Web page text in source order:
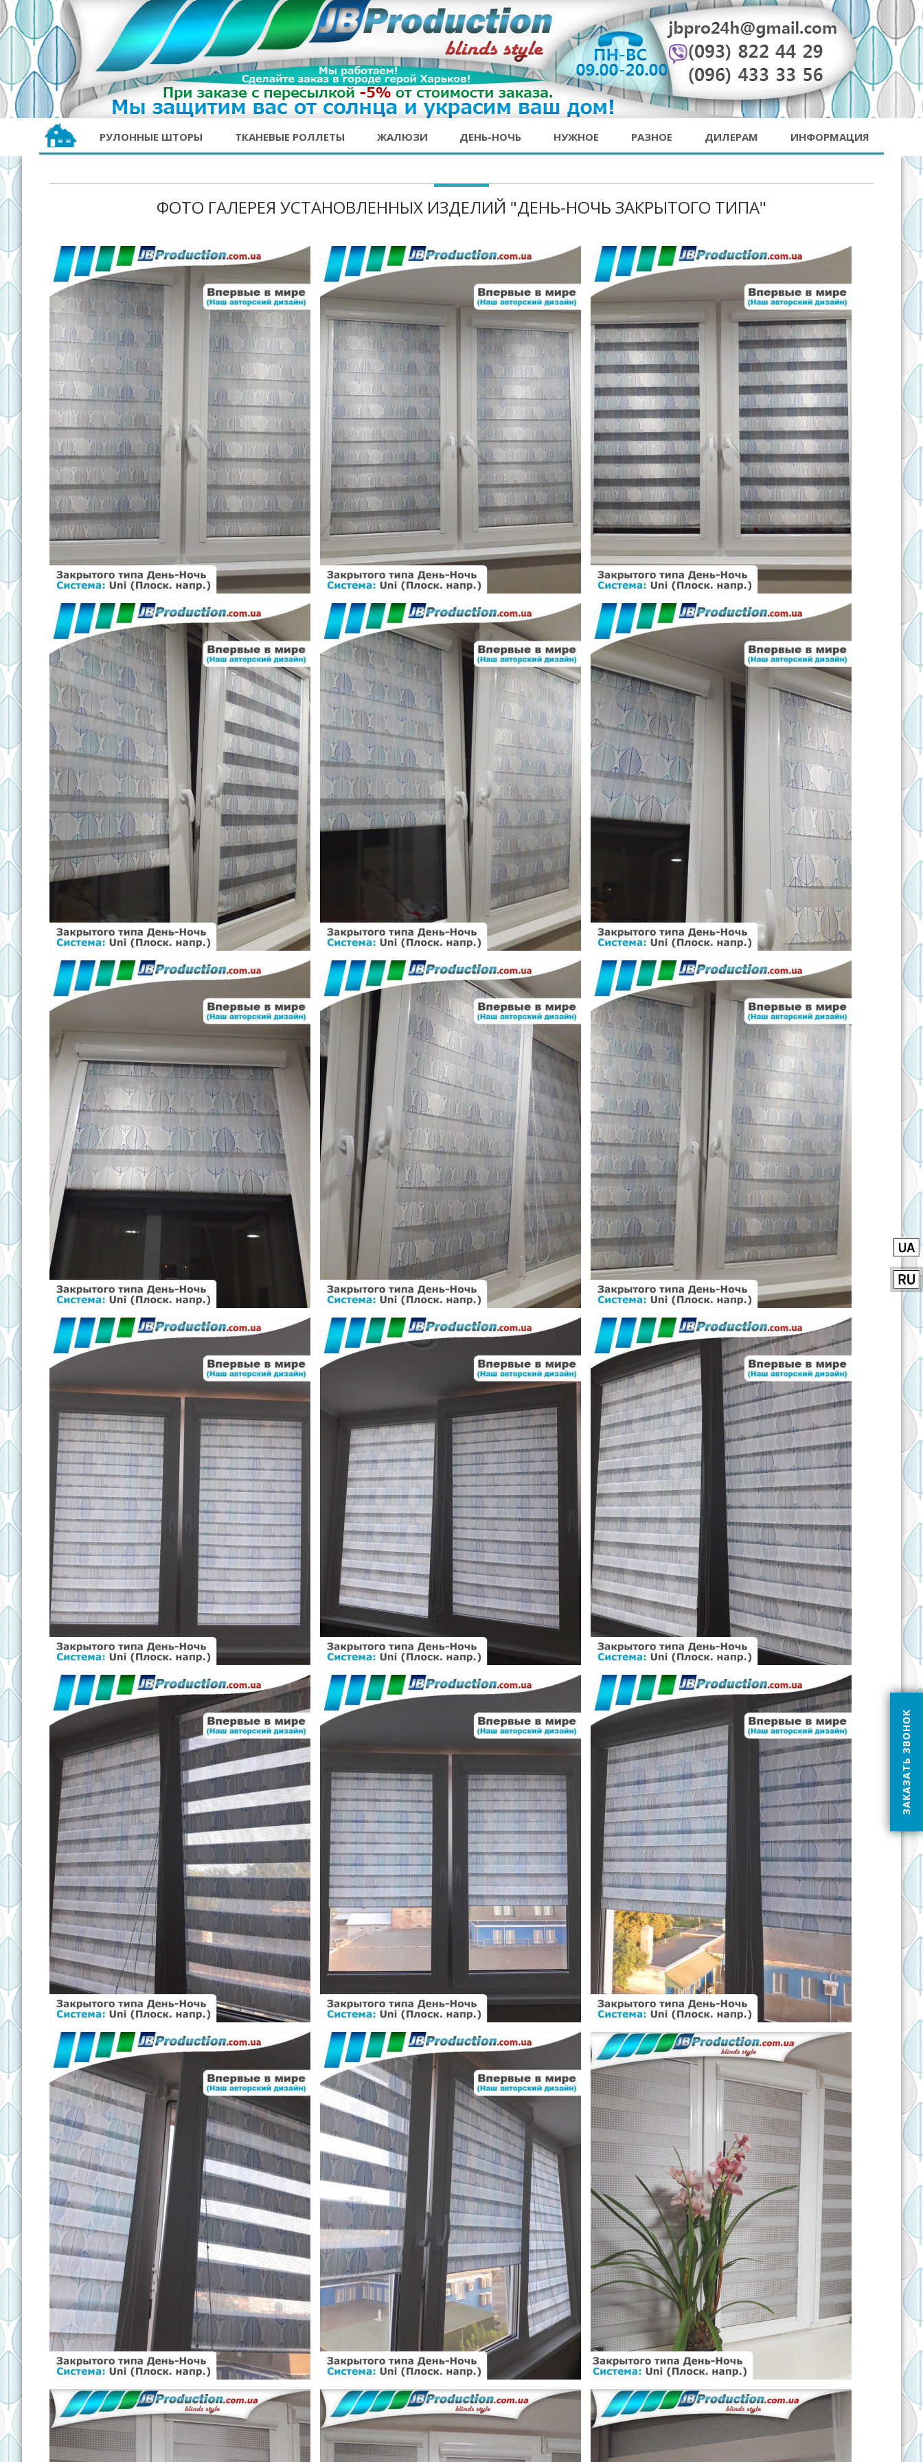
РУЛОННЫЕ ШТОРЫ ТКАНЕВЫЕ РОЛЛЕТЫ ЖАЛЮЗИ ДЕНЬ-НОЧЬ НУЖНОЕ РАЗНОЕ ДИЛЕРАМ ИНФОРМАЦИЯ
ЗАКАЗАТЬ ЗВОНОК
ФОТО ГАЛЕРЕЯ УСТАНОВЛЕННЫХ ИЗДЕЛИЙ "ДЕНЬ-НОЧЬ ЗАКРЫТОГО ТИПА"